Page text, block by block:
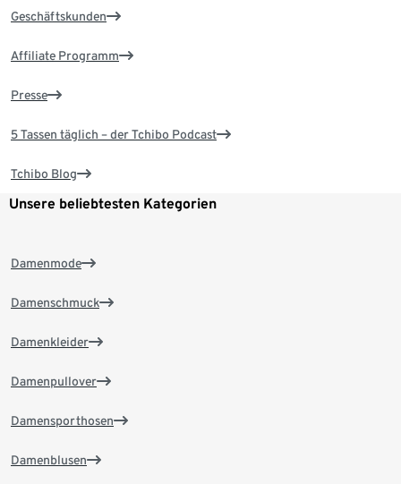
Geschäftskunden
Affiliate Programm
Presse
5 Tassen täglich – der Tchibo Podcast
Tchibo Blog
Unsere beliebtesten Kategorien
Damenmode
Damenschmuck
Damenkleider
Damenpullover
Damensporthosen
Damenblusen